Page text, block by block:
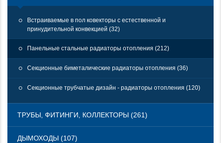
Встраиваемые в пол ковекторы с естественной и
принудительной конвекцией (32)
Панельные стальные радиаторы отопления (212)
Секционные биметалические радиаторы отопления (36)
Секционные трубчатые дизайн - радиаторы отопления (120)
ТРУБЫ, ФИТИНГИ, КОЛЛЕКТОРЫ (261)
ДЫМОХОДЫ (107)